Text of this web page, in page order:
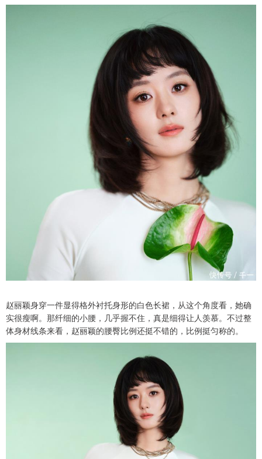
赵丽颖身穿一件显得格外衬托身形的白色长裙，从这个角度看，她确
实很瘦啊。那纤细的小腰，几乎握不住，真是细得让人羡慕。不过整
体身材线条来看，赵丽颖的腰臀比例还挺不错的，比例挺匀称的。